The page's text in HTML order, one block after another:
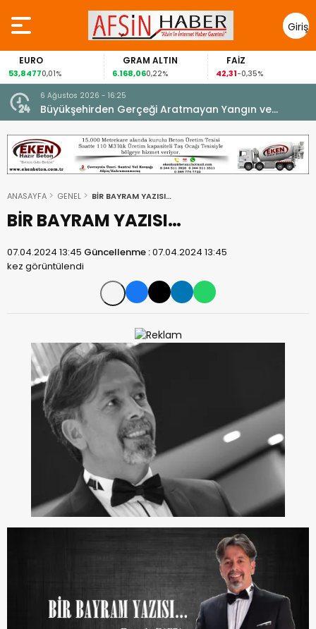
Giriş
Yap
EURO
53,84770,01%
GRAM ALTIN
6.168,060,22%
FAİZ
42,31-0,35%
6 Ağustos 2026 - 16:25
Büyükşehirden Gerçeği Aratmayan Yangın ve
Kurtarma Tatbikatı.
ANASAYFA GENEL BİR BAYRAM YAZISI…
BİR BAYRAM YAZISI…
07.04.2024 13:45 Güncellenme :07.04.2024 13:45
kez görüntülendi